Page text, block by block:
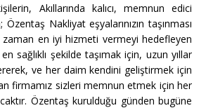
Akıllarında kalıcı, memnun edici
Nakliyat eşyalarınızın taşınması
en iyi hizmeti vermeyi hedefleyen
en sağlıklı şekilde taşımak için, uzun yıllar
ve her daim kendini geliştirmek için
firmamız sizleri memnun etmek için her
Özentaş kurulduğu günden bugüne